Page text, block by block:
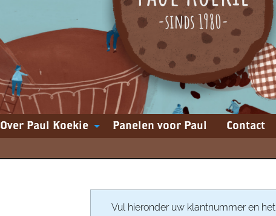
Over Paul Koekie Panelen voor Paul Contact
Vul hieronder uw klantnummer en het